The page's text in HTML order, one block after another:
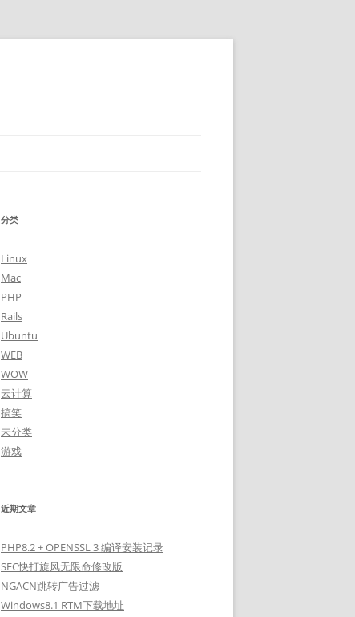
分类
Linux
Mac
PHP
Rails
Ubuntu
WEB
WOW
云计算
搞笑
未分类
游戏
近期文章
PHP8.2 + OPENSSL 3 编译安装记录
SFC快打旋风无限命修改版
NGACN跳转广告过滤
Windows8.1 RTM下载地址